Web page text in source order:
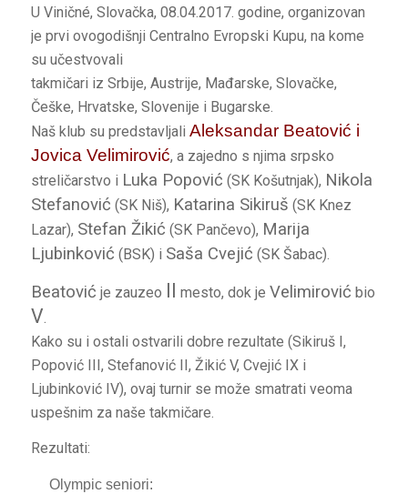
U Viničné, Slovačka, 08.04.2017. godine, organizovan
je prvi ovogodišnji Centralno Evropski Kupu, na kome
su učestvovali
takmičari iz Srbije, Austrije, Mađarske, Slovačke,
Češke, Hrvatske, Slovenije i Bugarske.
Naš klub su predstavljali Aleksandar Beatović i
Jovica Velimirović, a zajedno s njima srpsko
streličarstvo i Luka Popović (SK Košutnjak), Nikola
Stefanović (SK Niš), Katarina Sikiruš (SK Knez
Lazar), Stefan Žikić (SK Pančevo), Marija
Ljubinković (BSK) i Saša Cvejić (SK Šabac).
Beatović je zauzeo II mesto, dok je Velimirović bio
V.
Kako su i ostali ostvarili dobre rezultate (Sikiruš I,
Popović III, Stefanović II, Žikić V, Cvejić IX i
Ljubinković IV), ovaj turnir se može smatrati veoma
uspešnim za naše takmičare.
Rezultati:
Olympic seniori: